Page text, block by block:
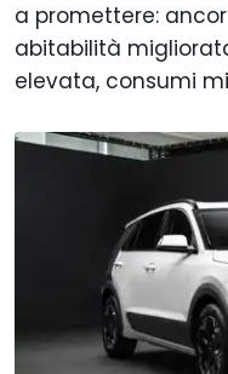
a promettere:
abitabilità
elevata, consumi